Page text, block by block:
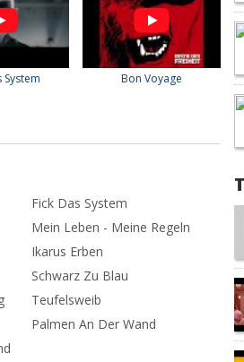
System Bon Voyage
Fick Das System
Mein Leben - Meine Regeln
Ikarus Erben
Schwarz Zu Blau
Teufelsweib
Palmen An Der Wand